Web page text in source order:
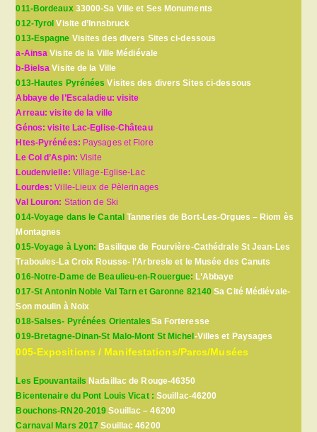
011-Bordeaux33000-Sa Ville et Ses Monuments
012-Tyrol Visite d’Innsbruck
013-Espagne Visites des divers Sites ci-dessous
a-Ainsa Visite de la Ville Médiévale
b-Bielsa Visite de la Ville
013-Hautes Pyrénées Visites des divers Sites ci-dessous
Abbaye de l’Escaladieu: visite
Arreau: visite de la ville
Génos: visite Lac-Eglise-Château
Htes-Pyrénées: Paysages et Flore
Le Col d’Aspin:Visite
Loudenvielle: Village-Eglise-Lac
Lourdes:Ville-Lieux de Pèlerinages
Val Louron: Station de Ski
014-Voyage dans le CantalTanneries de Bort-Les-Orgues – Riom ès
Montagnes
015-Voyage à Lyon: Basilique de Fourvière-Cathédrale St Jean-Les
Traboules-La Croix Rousse- l’Arbresle et le Musée des Canuts
016-Notre-Dame de Beaulieu-en-Rouergue:L’Abbaye
017-St Antonin Noble Val Tarn et Garonne 82140 Sa Cité Médiévale-
Son moulin à Noix
018-Salses- Pyrénées OrientalesSa Forteresse
019-Bretagne-Dinan-St Malo-Mont St Michel-Villes et Paysages
005-Expositions / Manifestations/Parcs/Musées
Les Epouvantails Nadaillac de Rouge-46350
Bicentenaire du Pont Louis Vicat : Souillac-46200
Bouchons-RN20-2019Souillac – 46200
Carnaval Mars 2017 Souillac 46200